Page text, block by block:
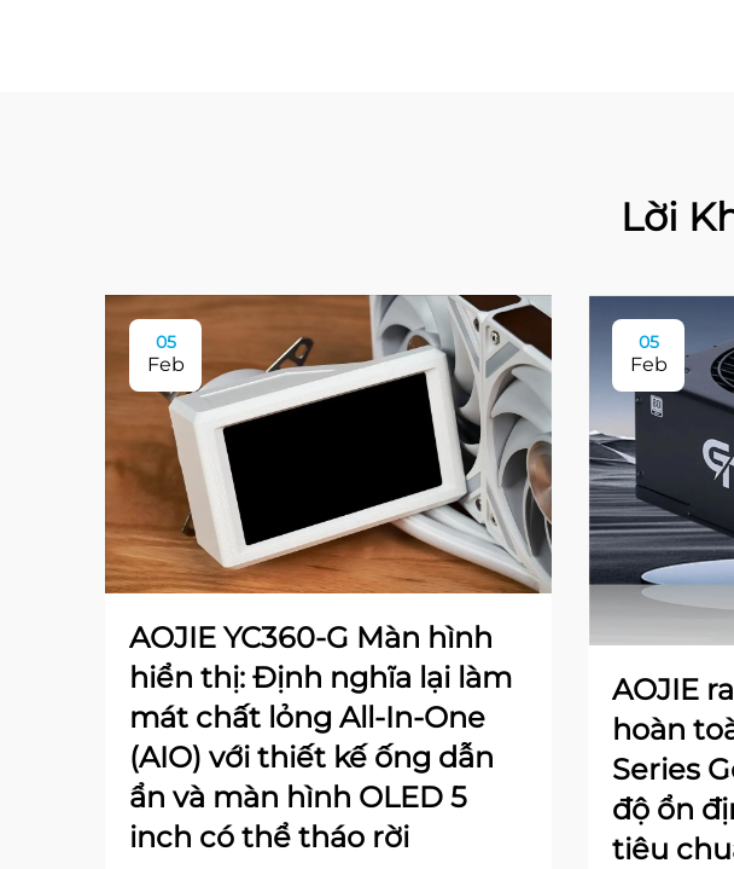
Lời
05
Feb
AOJIE YC360-G Màn hình
hiển thị: Định nghĩa lại làm
mát chất lỏng All-In-One
(AIO) với thiết kế ống dẫn
ẩn và màn hình OLED 5
inch có thể tháo rời
05
Feb
AOJIE
hoàn
Series
độ ổn
tiêu